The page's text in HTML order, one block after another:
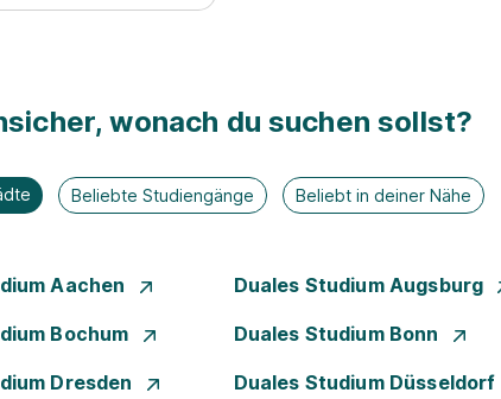
wonach du suchen sollst?
Beliebte Studiengänge Beliebt in deiner Nähe
Aachen Duales Studium Augsburg
Bochum Duales Studium Bonn
Dresden Duales Studium Düsseldorf